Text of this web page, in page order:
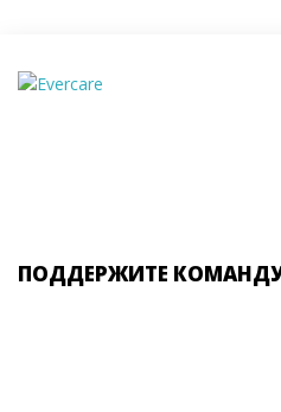
ПОДДЕРЖИТЕ КОМАНДУ